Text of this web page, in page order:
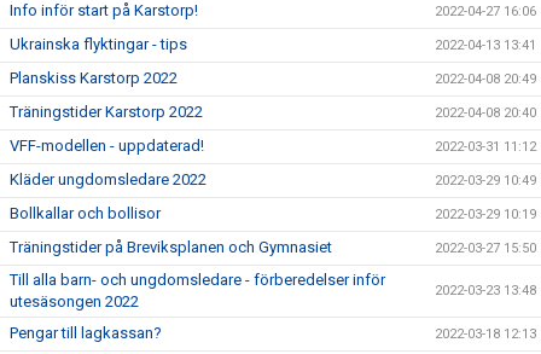
Info inför start på Karstorp! 2022-04-27 16:06
Ukrainska flyktingar - tips 2022-04-13 13:41
Planskiss Karstorp 2022 2022-04-08 20:49
Träningstider Karstorp 2022 2022-04-08 20:40
VFF-modellen - uppdaterad! 2022-03-31 11:12
Kläder ungdomsledare 2022 2022-03-29 10:49
Bollkallar och bollisor 2022-03-29 10:19
Träningstider på Breviksplanen och Gymnasiet 2022-03-27 15:50
Till alla barn- och ungdomsledare - förberedelser inför
utesäsongen 2022
2022-03-23 13:48
Pengar till lagkassan? 2022-03-18 12:13